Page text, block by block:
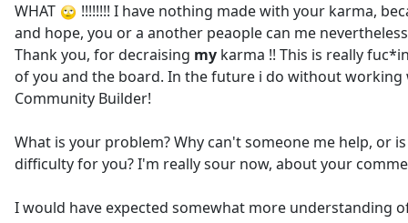
WHAT
!!!!!!!! I have nothing made with your karma,
and hope, you or a another peaople can me
Thank you, for decraising my karma !! This is really
of you and the board. In the future i do without working
Community Builder!
What is your problem? Why can't someone me help, or
difficulty for you? I'm really sour now, about your
I would have expected somewhat more understanding